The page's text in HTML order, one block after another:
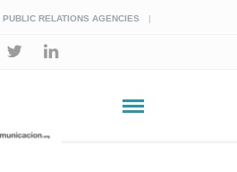
PUBLIC RELATIONS AGENCIES